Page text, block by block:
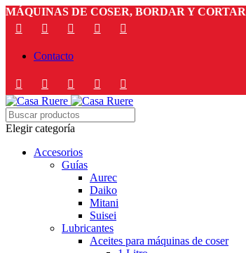
MÁQUINAS DE COSER, BORDAR Y CORTAR
Contacto
Elegir categoría
Accesorios
Guías
Aurec
Daiko
Mitani
Suisei
Lubricantes
Aceites para máquinas de coser